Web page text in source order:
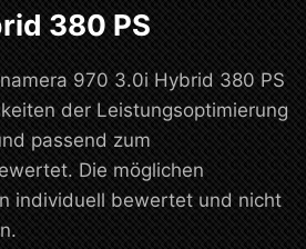
380 PS
970 3.0i Hybrid 380 PS
der Leistungsoptimierung
passend zum
Die möglichen
individuell bewertet und nicht